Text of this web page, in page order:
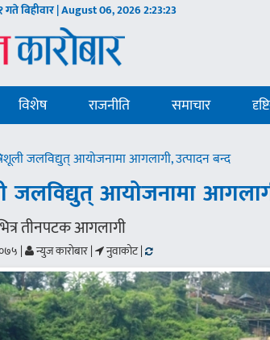
गते बिहीवार | August 06, 20262:23:24
विशेष राजनीति समाचार
जलविद्युत् आयोजनामा आगलागी, उत्पादन बन्द
जलविद्युत् आयोजनामा
तीनपटक आगलागी
| न्युज काराेबार | नुवाकोट |